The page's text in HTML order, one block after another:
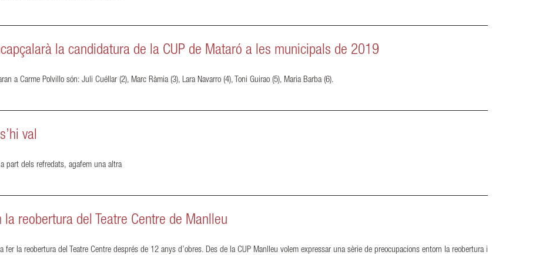
la candidatura de la CUP de Mataró a les municipals de 2019
a Carme Polvillo són: Juli Cuéllar (2), Marc Ràmia (3), Lara Navarro (4), Toni Guirao (5), Maria Barba (6).
val
part dels refredats, agafem una altra
la reobertura del Teatre Centre de Manlleu
fer la reobertura del Teatre Centre després de 12 anys d’obres. Des de la CUP Manlleu volem expressar una sèrie de preocupacions entorn la reobertura i